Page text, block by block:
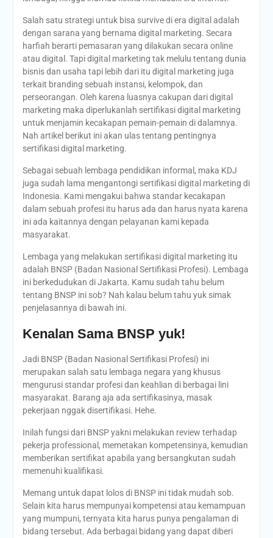
Salah satu strategi untuk bisa survive di era digital adalah
dengan sarana yang bernama digital marketing. Secara
harfiah berarti pemasaran yang dilakukan secara online
atau digital. Tapi digital marketing tak melulu tentang dunia
bisnis dan usaha tapi lebih dari itu digital marketing juga
terkait branding sebuah instansi, kelompok, dan
perseorangan. Oleh karena luasnya cakupan dari digital
marketing maka diperlukanlah sertifikasi digital marketing
untuk menjamin kecakapan pemain-pemain di dalamnya.
Nah artikel berikut ini akan ulas tentang pentingnya
sertifikasi digital marketing.
Sebagai sebuah lembaga pendidikan informal, maka KDJ
juga sudah lama mengantongi sertifikasi digital marketing di
Indonesia. Kami mengakui bahwa standar kecakapan
dalam sebuah profesi itu harus ada dan harus nyata karena
ini ada kaitannya dengan pelayanan kami kepada
masyarakat.
Lembaga yang melakukan sertifikasi digital marketing itu
adalah BNSP (Badan Nasional Sertifikasi Profesi). Lembaga
ini berkedudukan di Jakarta. Kamu sudah tahu belum
tentang BNSP ini sob? Nah kalau belum tahu yuk simak
penjelasannya di bawah ini.
Kenalan Sama BNSP yuk!
Jadi BNSP (Badan Nasional Sertifikasi Profesi) ini
merupakan salah satu lembaga negara yang khusus
mengurusi standar profesi dan keahlian di berbagai lini
masyarakat. Barang aja ada sertifikasinya, masak
pekerjaan nggak disertifikasi. Hehe.
Inilah fungsi dari BNSP yakni melakukan review terhadap
pekerja professional, memetakan kompetensinya, kemudian
memberikan sertifikat apabila yang bersangkutan sudah
memenuhi kualifikasi.
Memang untuk dapat lolos di BNSP ini tidak mudah sob.
Selain kita harus mempunyai kompetensi atau kemampuan
yang mumpuni, ternyata kita harus punya pengalaman di
bidang tersebut. Ada berbagai bidang yang dapat diberi